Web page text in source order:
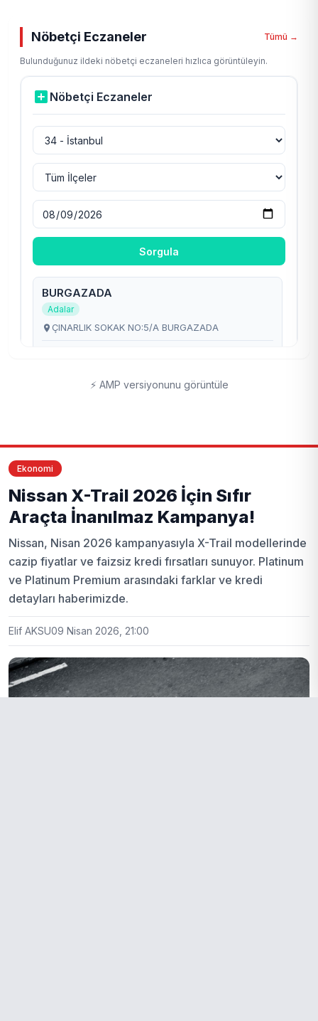
Nöbetçi Eczaneler Tümü →
Bulunduğunuz ildeki nöbetçi eczaneleri hızlıca görüntüleyin.
⚡ AMP versiyonunu görüntüle
Ekonomi
Nissan X-Trail 2026 İçin Sıfır
Araçta İnanılmaz Kampanya!
Nissan, Nisan 2026 kampanyasıyla X-Trail modellerinde
cazip fiyatlar ve faizsiz kredi fırsatları sunuyor. Platinum
ve Platinum Premium arasındaki farklar ve kredi
detayları haberimizde.
Elif AKSU09 Nisan 2026, 21:00